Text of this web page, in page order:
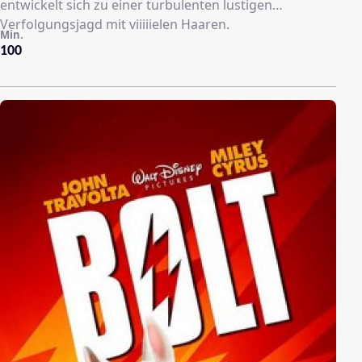
entwickelt sich zu einer turbulenten lustigen
Verfolgungsjagd mit viiiiielen Haaren.
100
Min.